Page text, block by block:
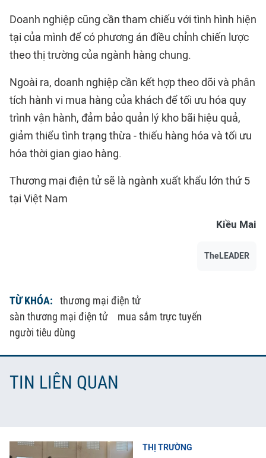
Doanh nghiệp cũng cần tham chiếu với tình hình hiện
tại của mình để có phương án điều chỉnh chiến lược
theo thị trường của ngành hàng chung.
Ngoài ra, doanh nghiệp cần kết hợp theo dõi và phân
tích hành vi mua hàng của khách để tối ưu hóa quy
trình vận hành, đảm bảo quản lý kho bãi hiệu quả,
giảm thiểu tình trạng thừa - thiếu hàng hóa và tối ưu
hóa thời gian giao hàng.
Thương mại điện tử sẽ là ngành xuất khẩu lớn thứ 5
tại Việt Nam
Kiều Mai
TheLEADER
TỪ KHÓA:
thương mại điện tử
sàn thương mại điện tử
mua sắm trực tuyến
người tiêu dùng
TIN LIÊN QUAN
THỊ TRƯỜNG